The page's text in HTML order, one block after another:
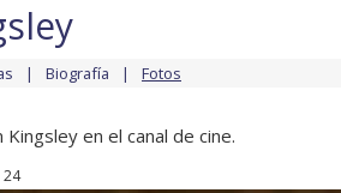
Biografía Fotos
en el canal de cine.
24